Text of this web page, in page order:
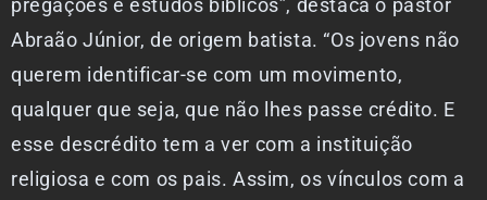
pregações e estudos bíblicos”, destaca o pastor
Abraão Júnior, de origem batista. “Os jovens não
querem identificar-se com um movimento,
qualquer que seja, que não lhes passe crédito. E
esse descrédito tem a ver com a instituição
religiosa e com os pais. Assim, os vínculos com a